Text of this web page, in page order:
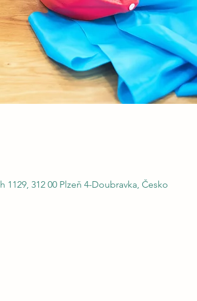
312 00 Plzeň 4-Doubravka, Česko